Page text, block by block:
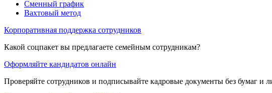
Сменный график
Вахтовый метод
Корпоративная поддержка сотрудников
Какой соцпакет вы предлагаете семейным сотрудникам?
Оформляйте кандидатов онлайн
Проверяйте сотрудников и подписывайте кадровые документы без бумаг и